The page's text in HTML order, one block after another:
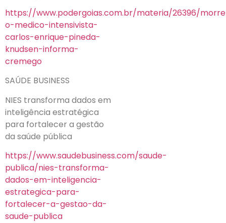
https://www.podergoias.com.br/materia/26396/
o-medico-intensivista-
carlos-enrique-pineda-
knudsen-informa-
cremego
SAÚDE BUSINESS
NIES transforma dados em
inteligência estratégica
para fortalecer a gestão
da saúde pública
https://www.saudebusiness.com/saude-
publica/nies-transforma-
dados-em-inteligencia-
estrategica-para-
fortalecer-a-gestao-da-
saude-publica